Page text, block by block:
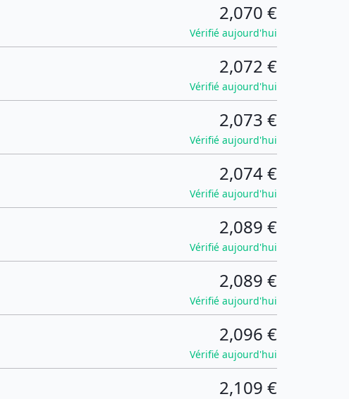
2,070 €
Vérifié aujourd'hui
2,072 €
Vérifié aujourd'hui
2,073 €
Vérifié aujourd'hui
2,074 €
Vérifié aujourd'hui
2,089 €
Vérifié aujourd'hui
2,089 €
Vérifié aujourd'hui
2,096 €
Vérifié aujourd'hui
2,109 €